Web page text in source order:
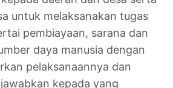
untuk melaksanakan tugas
pembiayaan, sarana dan
daya manusia dengan
pelaksanaannya dan
kepada yang